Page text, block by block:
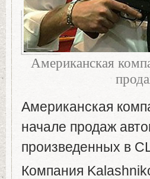
Американская
Американская
начале продаж
произведенных в
Компания